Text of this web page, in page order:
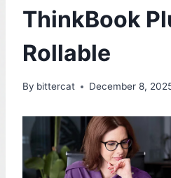
ThinkBook
Rollable
By bittercat December 8,